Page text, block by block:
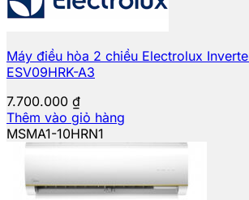
Máy điều hòa 2 chiều Electrolux
ESV09HRK-A3
7.700.000 ₫
Thêm vào giỏ hàng
MSMA1-10HRN1